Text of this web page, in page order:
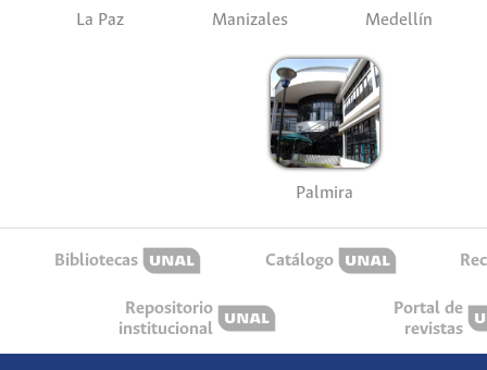
La Paz Manizales Medellín
Palmira
Bibliotecas Catálogo
Repositorio
institucional
Portal de
revistas